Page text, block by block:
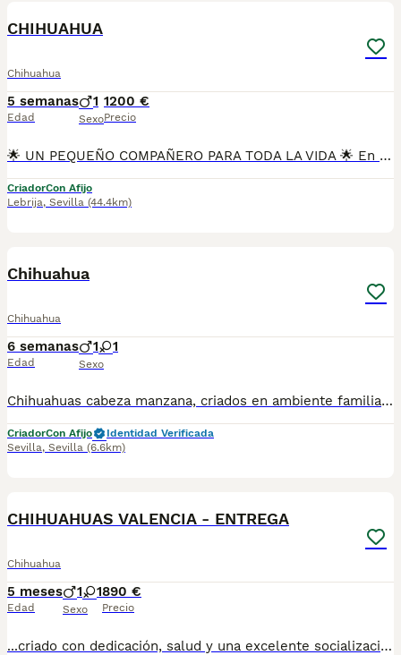
CHIHUAHUA
Chihuahua
5 semanas
Edad
1
Sexo
1200 €
Precio
🌟 UN PEQUEÑO COMPAÑERO PARA TODA LA VIDA 🌟 En Mascotas del Sur tenemos disponibles preciosos Chihuahuas Merle, una raza que destaca por su belleza, inteligencia y gran personalidad. Nuestros cachorros crecen en un ambiente familiar, recibiendo atención, cariño y una excelente socialización desde sus primeras semanas. Contamos con Núcleo Zoológico autorizado, licencia de apertura y código de explotación, garantizando una cría responsable y el bienestar de todos nuestros cachorros. 📍 Sevilla 📞 611 723 226 📸 Instagram: @mimascotasdelsur057 Nuestros cachorros se entregan: 🐾 Revisados por veterinario. 🐾 Con microchip. 🐾 Pasaporte y cartilla sanitaria. 🐾 Vacunados y desparasitados. 🐾 Contrato con garantías víricas y congénitas. 🚚 Envíos a toda España. (Gastos de transporte no incluidos en el precio del cachorro). Además disponemos de: 📱 Videollamada para conocer al cachorro antes de reservarlo. 🏡 Recogida en nuestras instalaciones. 🔒 Reserva y pago contrareembolso. 💶 El precio indicado en el anuncio es el precio real. 🐾 Nuestro compromiso es que cada cachorro encuentre una familia donde crezca rodeado de cariño, respeto y cuidados. Solo atendemos a personas realmente comprometidas con ofrecer un hogar estable y responsable. #Chihuahua #ChihuahuaMerle #ChihuahuaMini #ChihuahuaEspaña #CachorrosChihuahua #PerrosDeCompañia #MascotasDelSur057 #MascotasDelSur #CachorrosSevilla #CriaderoAutorizado #NucleoZoologico #PerrosFelices #CachorrosEspaña #AmorAnimal
CriadorCon Afijo
Lebrija, Sevilla (44.4km)
Chihuahua
Chihuahua
6 semanas
Edad
1 1
Sexo
Chihuahuas cabeza manzana, criados en ambiente familiar, cachorros sanos y de calidad, vacunados y desparasitados. No dude en ponerse en contacto para más información.
CriadorCon Afijo
Identidad Verificada
Sevilla, Sevilla (6.6km)
CHIHUAHUAS VALENCIA - ENTREGA
Chihuahua
5 meses
Edad
1 1
Sexo
890 €
Precio
...criado con dedicación, salud y una excelente socialización desde sus primeras semanas de vida, estaremos encantados de ayudarte. 🚚 Realizamos entregas en toda España, con especial frecuencia en **Andalucía**: Sevilla, Málaga, Cádiz, Córdoba, Granada, Jaén, Huelva y Almería. También entregamos habitualmente en Marbella, Jerez de la Frontera, Estepona, Fuengirola, Benalmádena, Mijas, Dos Hermanas y cualquier punto de España. **Entrega 100% a contrarreembolso.** No tendrás que adelantar el importe del cachorro. Lo recibirás en la puerta de tu casa mediante transporte especializado y podrás comprobar que todo está correcto antes de realizar el pago. Nuestros cachorros se entregan: ✅ Vacunados y desparasitados según su edad. ✅ Con microchip, cartilla veterinaria y documentación al día. ✅ Revisados veterinariamente antes de salir de nuestras instalaciones. ✅ Procedentes de excelentes líneas, seleccionadas por salud, carácter y morfología. ✅ Perfectamente socializados y acostumbrados al contacto diario con personas. ✅ Iniciados en el aprendizaje para hacer sus necesidades sobre empapador, facilitando su adaptación al nuevo hogar. ✅ Con asesoramiento personalizado antes y después de la entrega. Nuestro objetivo no es vender un cachorro más. Queremos que cada familia reciba un compañero sano, equilibrado y criado con el máximo cuidado desde el primer día. 📩 Si deseas fotografías, vídeos o más información, escríbenos por privado. Estaremos encantados de ayudarte a encontrar el compañero perfecto670864332 . . ..